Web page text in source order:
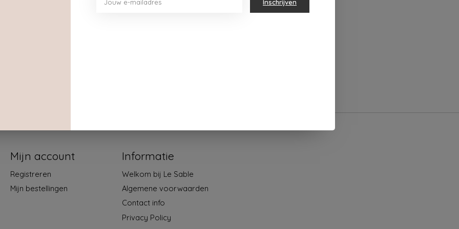
Mijn account
Registreren
Mijn bestellingen
Informatie
Welkom bij Le Sable
Algemene voorwaarden
Contact info
Privacy Policy
Inschrijven